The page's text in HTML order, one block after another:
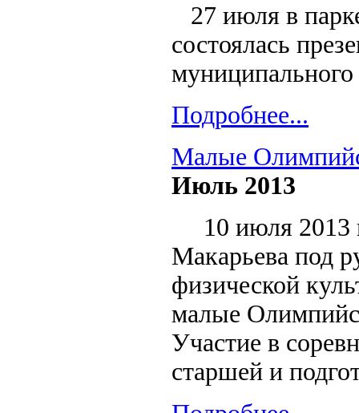
27 июля в
состоялась
муниципального
Подробнее...
Малые
Июль 2013
10 июля 2013
Макарьева под
физической
малые
Участие в
старшей и